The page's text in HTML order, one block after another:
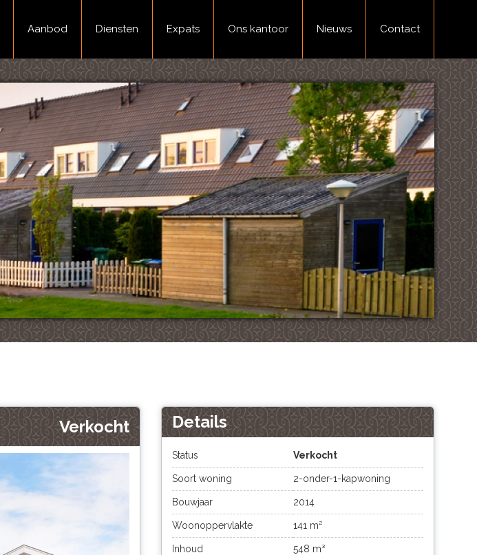
Aanbod Diensten Expats Ons kantoor Nieuws Contact
Verkocht Details
Status Verkocht
Soort woning 2-onder-1-kapwoning
Bouwjaar 2014
Woonoppervlakte 141 m²
Inhoud 548 m³